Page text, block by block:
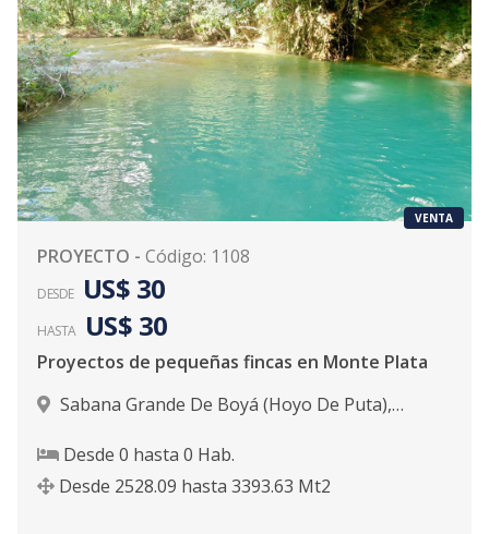
VENTA
PROYECTO - Código: 1108
DESDE US$ 30
HASTA US$ 30
Proyectos de pequeñas fincas en Monte Plata
Sabana Grande De Boyá (Hoyo De Puta),
Desde 0 hasta 0 Hab.
Desde 2528.09 hasta 3393.63 Mt2